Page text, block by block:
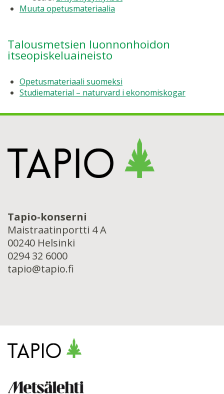
Muuta opetusmateriaalia
Talousmetsien luonnonhoidon
itseopiskeluaineisto
Opetusmateriaali suomeksi
Studiematerial – naturvard i ekonomiskogar
Tapio-konserni
Maistraatinportti 4 A
00240 Helsinki
0294 32 6000
tapio@tapio.fi